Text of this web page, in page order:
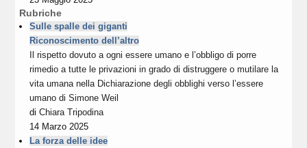
Rubriche
Sulle spalle dei giganti
Riconoscimento dell’altro
Il rispetto dovuto a ogni essere umano e l’obbligo di porre
rimedio a tutte le privazioni in grado di distruggere o mutilare la
vita umana nella Dichiarazione degli obblighi verso l’essere
umano di Simone Weil
diChiara Tripodina
14 Marzo 2025
La forza delle idee